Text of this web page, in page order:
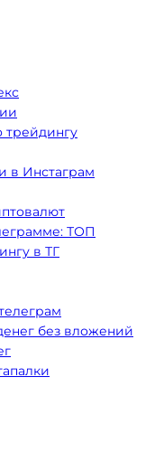
в Инстаграм
ТОП
в ТГ
без вложений